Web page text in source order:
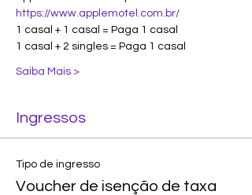
https://www.applemotel.com.br/
1 casal + 1 casal = Paga 1 casal
1 casal + 2 singles = Paga 1 casal
Saiba Mais >
Ingressos
Tipo de ingresso
Voucher de isenção de taxa